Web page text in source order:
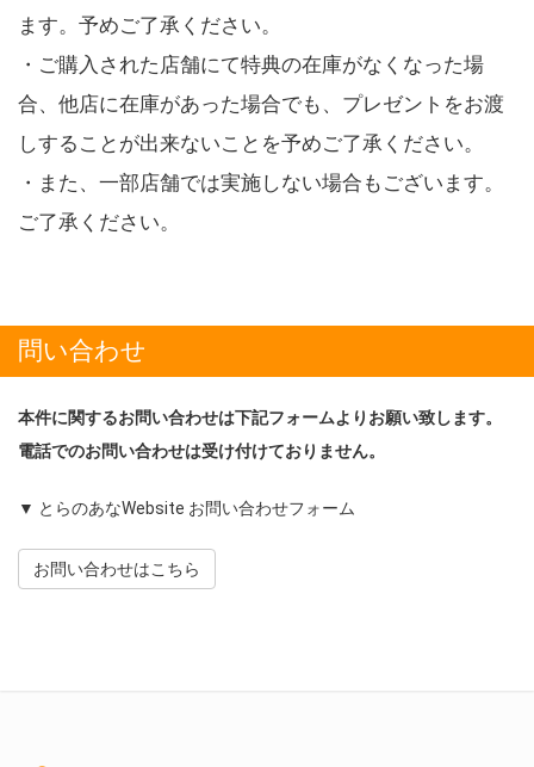
ます。予めご了承ください。
・ご購入された店舗にて特典の在庫がなくなった場
合、他店に在庫があった場合でも、プレゼントをお渡
しすることが出来ないことを予めご了承ください。
・また、一部店舗では実施しない場合もございます。
ご了承ください。
問い合わせ
本件に関するお問い合わせは下記フォームよりお願い致します。
電話でのお問い合わせは受け付けておりません。
▼ とらのあなWebsite お問い合わせフォーム
お問い合わせはこちら